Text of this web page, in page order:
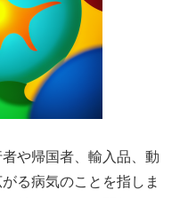
や帰国者、輸入品、動
る病気のことを指しま